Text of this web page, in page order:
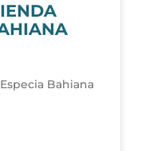
Bahiana